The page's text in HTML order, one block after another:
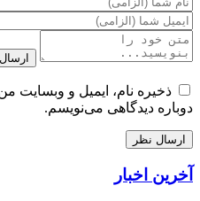
ذخیره نام، ایمیل و وبسایت
دوباره دیدگاهی می‌نویسم.
آخرین اخبار